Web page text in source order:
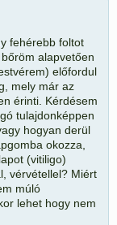
fehérebb foltot
alapvetően
előfordul
mely már az
érinti. Kérdésem
tulajdonképpen
hogyan derül
okozza,
(vitiligo)
vérvétellel? Miért
múló
lehet hogy nem